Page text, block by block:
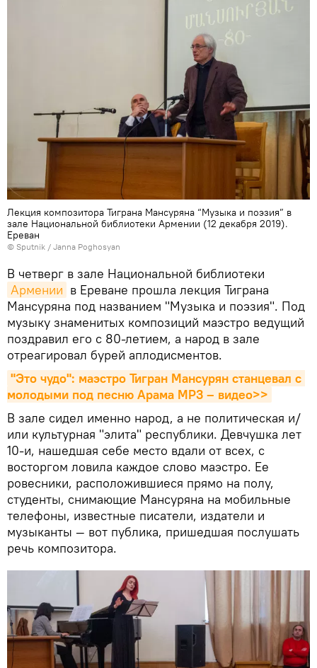
Лекция композитора Тиграна Мансуряна “Музыка и поэзия” в
зале Национальной библиотеки Армении (12 декабря 2019).
Еревaн
© Sputnik / Janna Poghosyan
В четверг в зале Национальной библиотеки
Армении в Ереване прошла лекция Тиграна
Мансуряна под названием "Музыка и поэзия". Под
музыку знаменитых композиций маэстро ведущий
поздравил его с 80-летием, а народ в зале
отреагировал бурей аплодисментов.
"Это чудо": маэстро Тигран Мансурян станцевал с
молодыми под песню Арама MP3 – видео>>
В зале сидел именно народ, а не политическая и/
или культурная "элита" республики. Девчушка лет
10-и, нашедшая себе место вдали от всех, с
восторгом ловила каждое слово маэстро. Ее
ровесники, расположившиеся прямо на полу,
студенты, снимающие Мансуряна на мобильные
телефоны, известные писатели, издатели и
музыканты — вот публика, пришедшая послушать
речь композитора.